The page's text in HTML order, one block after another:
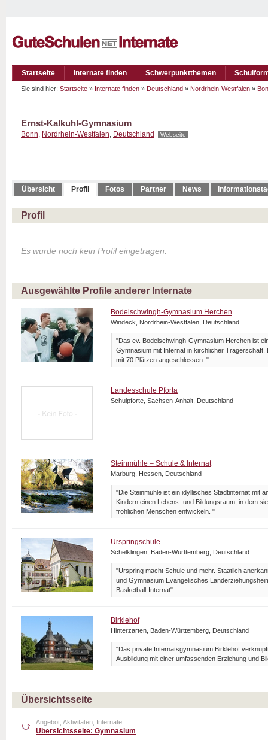
Startseite Internate finden Schwerpunktthemen
Sie sind hier: Startseite » Internate finden » Deutschland » Nordrhein-Westfalen »
Ernst-Kalkuhl-Gymnasium
Bonn, Nordrhein-Westfalen, Deutschland Webseite
Übersicht Profil Fotos Partner News
Profil
Es wurde noch kein Profil eingetragen.
Ausgewählte Profile anderer Internate
Bodelschwingh-Gymnasium Herchen
Windeck, Nordrhein-Westfalen, Deutschland
"Das ev. Bodelschwingh-Gymnasium Herchen ist
Gymnasium mit Internat in kirchlicher Trägerschaft.
mit 70 Plätzen angeschlossen. "
Landesschule Pforta
Schulpforte, Sachsen-Anhalt, Deutschland
Steinmühle – Schule & Internat
Marburg, Hessen, Deutschland
"Die Steinmühle ist ein idyllisches Stadtinternat mit
Kindern einen Lebens- und Bildungsraum, in dem
fröhlichen Menschen entwickeln. "
Urspringschule
Schelklingen, Baden-Württemberg, Deutschland
"Urspring macht Schule und mehr. Staatlich
und Gymnasium Evangelisches
Basketball-Internat"
Birklehof
Hinterzarten, Baden-Württemberg, Deutschland
"Das private Internatsgymnasium Birklehof
Ausbildung mit einer umfassenden Erziehung und
Übersichtsseite
Angebot, Aktivitäten, Internate
Übersichtsseite: Gymnasium